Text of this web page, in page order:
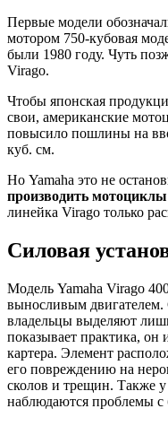
Первые модели
мотором 750-кубовая
были 1980 году. Чуть
Virago.
Чтобы японская
свои, американские
повысило пошлины на
куб. см.
Но Yamaha это не
производить
линейка Virago только
Силовая
Модель Yamaha Virago
выносливым
владельцы выделяют
показывает практика,
картера. Элемент
его повреждению на
сколов и трещин. Также
наблюдаются проблемы с